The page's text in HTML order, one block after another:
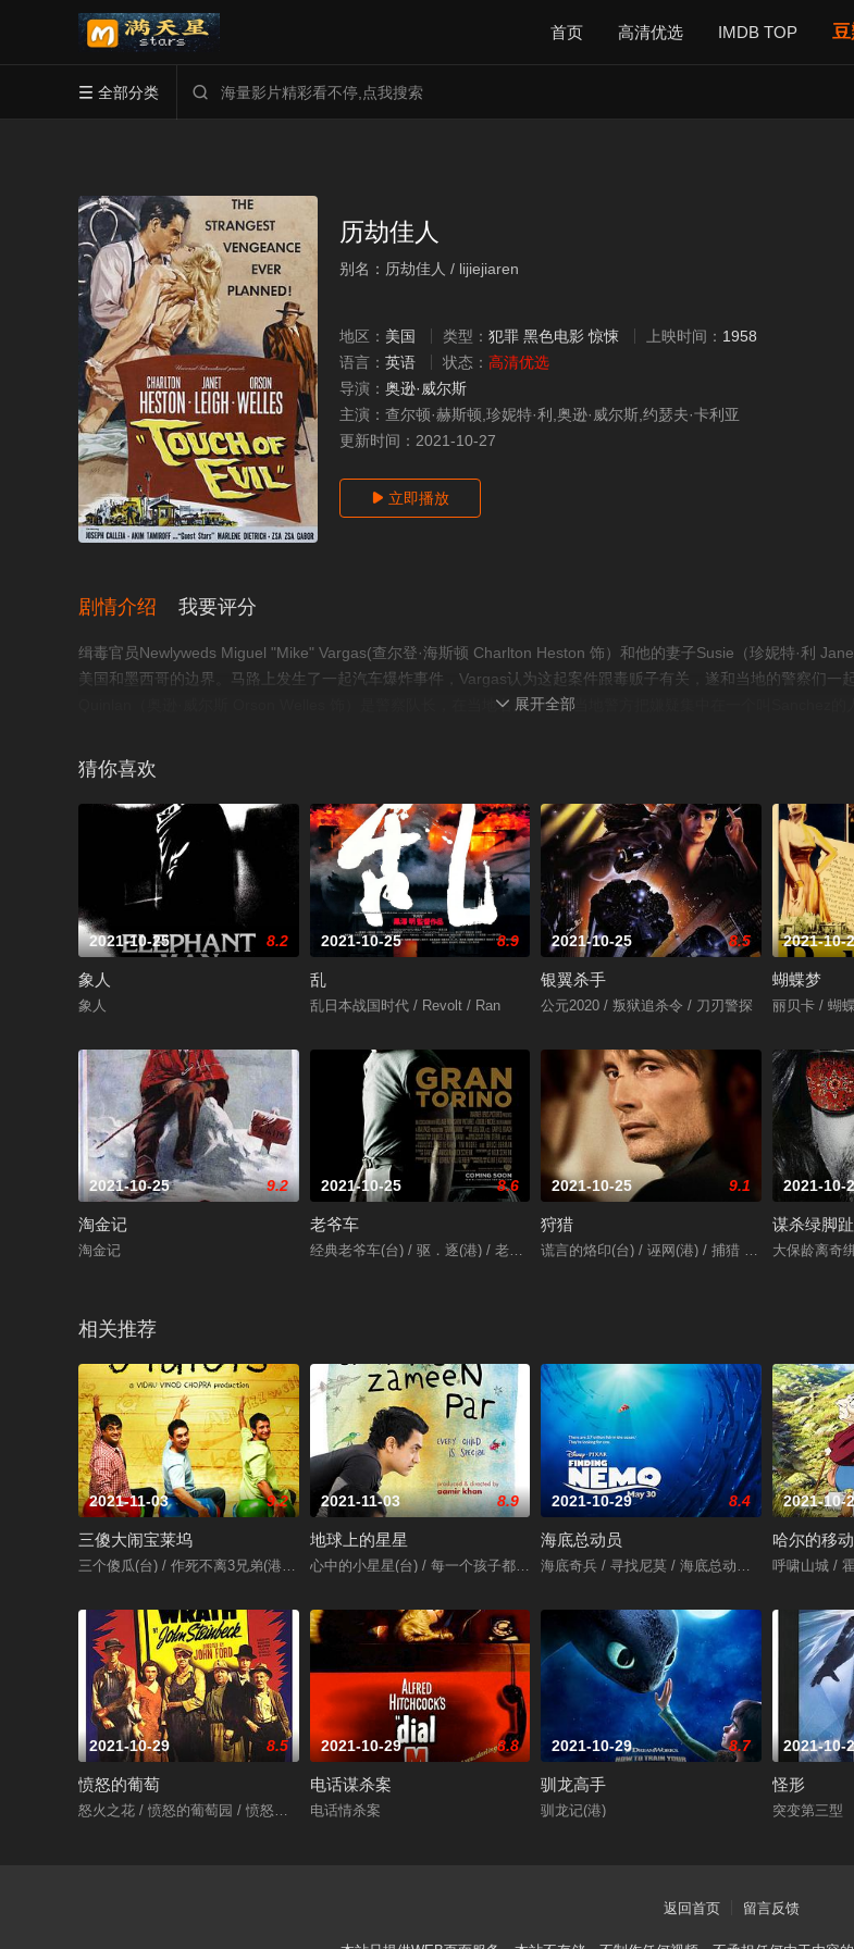
首页 高清优选 IMDB TOP
 全部分类 
历劫佳人
别名：历劫佳人 / lijiejiaren
地区： 美国 类型： 犯罪 黑色电影 惊悚 上映时间： 1958
语言： 英语 状态： 高清优选
导演： 奥逊·威尔斯
主演： 查尔顿·赫斯顿,珍妮特·利,奥逊·威尔斯,约瑟夫·卡利亚
更新时间： 2021-10-27
 立即播放
剧情介绍 我要评分
缉毒官员Newlyweds Miguel "Mike" Vargas(查尔登·海斯顿 Charlton Heston 饰）和他的妻子Susie（珍妮特·利
美国和墨西哥的边界。马路上发生了一起汽车爆炸事件，Vargas认为这起案件跟毒贩子有关，遂和当地的警察们一
Quinlan（奥逊·威尔斯 Orson Welles 饰）是警察队长，在当地名声甚响。当地警方把嫌疑集中在一个叫Sanchez的
赫赫有名的警察队长产生了不少疑问。而Vargas的妻子Susie在旅馆里却被一帮人所绑架并陷害，Vargas怀疑这一切
在操纵。Vargas在和Quinlan的对抗中会有怎样的结局？本片由执导了《公民凯恩》的奥逊·威尔斯自编自导自演，
年发行的版本，1976年的加长版，1998年发现的可能更符合威尔斯想法的版本。©豆瓣
 展开全部
猜你喜欢
2021-10-25 8.2
象人
象人
2021-10-25 8.9
乱
乱日本战国时代 / Revolt / Ran
2021-10-25 8.5
银翼杀手
公元2020 / 叛狱追杀令 / 刀刃警探
2021-10-
蝴蝶梦
丽贝卡 / 蝴
2021-10-25 9.2
淘金记
淘金记
2021-10-25 8.6
老爷车
经典老爷车(台) / 驱．逐(港) / 老爷车
2021-10-25 9.1
狩猎
谎言的烙印(台) / 诬网(港) / 捕猎 / The Hunt
2021-10-
谋杀绿脚趾
大保龄离奇
相关推荐
2021-11-03 9.2
三傻大闹宝莱坞
三个傻瓜(台) / 作死不离3兄弟(港) / 三个白痴 / 三个傻蛋 / 三个呆瓜 / 三生万悟 / 寻找兰彻 / Three Idiots
2021-11-03 8.9
地球上的星星
心中的小星星(台) / 每一个孩子都是特别的 / तारे ज़मीन पर / Like Stars on Earth
2021-10-29 8.4
海底总动员
海底奇兵 / 寻找尼莫 / 海底总动员3D / Finding
2021-10-
哈尔的移
呼啸山城 /
2021-10-29 8.5
愤怒的葡萄
怒火之花 / 愤怒的葡萄园 / 愤怒的葡萄
2021-10-29 8.8
电话谋杀案
电话情杀案
2021-10-29 8.7
驯龙高手
驯龙记(港)
2021-10-
怪形
突变第三型
返回首页 留言反馈